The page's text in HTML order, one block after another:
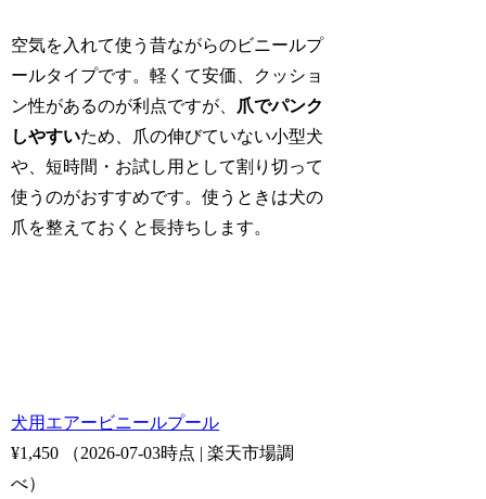
空気を入れて使う昔ながらのビニールプ
ールタイプです。軽くて安価、クッショ
ン性があるのが利点ですが、 爪でパンク
しやすいため、爪の伸びていない小型犬
や、短時間・お試し用として割り切って
使うのがおすすめです。使うときは犬の
爪を整えておくと長持ちします。
犬用エアービニールプール
¥1,450
（2026-07-03時点 | 楽天市場調
べ）